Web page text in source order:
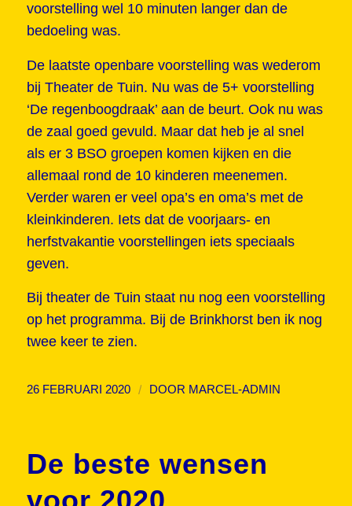
voorstelling wel 10 minuten langer dan de
bedoeling was.
De laatste openbare voorstelling was wederom
bij Theater de Tuin. Nu was de 5+ voorstelling
‘De regenboogdraak’ aan de beurt. Ook nu was
de zaal goed gevuld. Maar dat heb je al snel
als er 3 BSO groepen komen kijken en die
allemaal rond de 10 kinderen meenemen.
Verder waren er veel opa’s en oma’s met de
kleinkinderen. Iets dat de voorjaars- en
herfstvakantie voorstellingen iets speciaals
geven.
Bij theater de Tuin staat nu nog een voorstelling
op het programma. Bij de Brinkhorst ben ik nog
twee keer te zien.
26 FEBRUARI 2020 / DOOR MARCEL-ADMIN
De beste wensen